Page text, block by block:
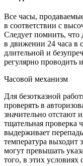
Все часы,
в соответствии с
Следует помнить, что
в движении 24 часа в
длительной и
регулярно проводить
Часовой механизм
Для безотказной
проверять в
значительно отстают
тщательная проверка
выдерживает
температура выходит
могут превышать
того, в этих условиях